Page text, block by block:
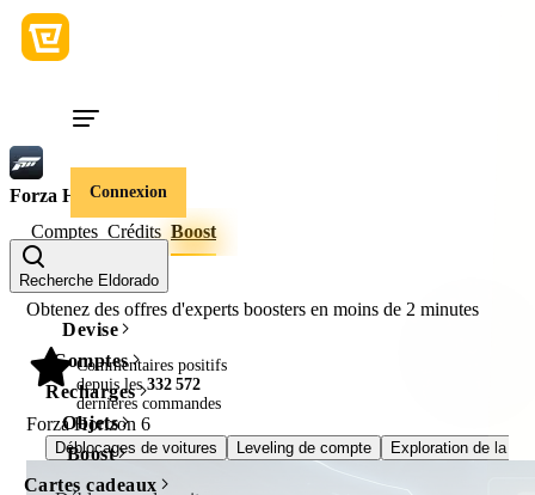
Connexion
Recherche Eldorado
Devise
Comptes
Recharges
Objets
Boost
Cartes cadeaux
Forza Horizon 6
Comptes Crédits Boost
Obtenez des offres d'experts boosters en moins de 2 minutes
Commentaires positifs
depuis les332 572
dernières commandes
Forza Horizon 6
Déblocages de voitures Leveling de compte Exploration de la